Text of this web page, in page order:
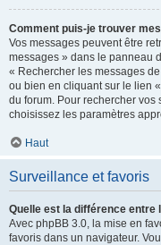
Comment puis-je trouver
Vos messages peuvent être
messages » dans le panneau
« Rechercher les messages
ou bien en cliquant sur le lien
du forum. Pour rechercher
choisissez les paramètres
Haut
Surveillance et favoris
Quelle est la différence
Avec phpBB 3.0, la mise en
favoris dans un navigateur.